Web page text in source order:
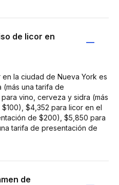
de licor en
la ciudad de Nueva York es
una tarifa de
vino, cerveza y sidra (más
$4,352 para licor en el
de $200), $5,850 para
tarifa de presentación de
de